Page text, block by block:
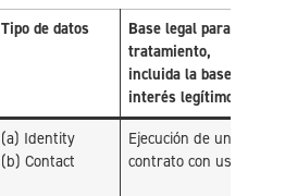
Tipo de datos
Base legal para el
tratamiento,
incluida la base del
interés legítimo
(a) Identity
(b) Contact
Ejecución de un
contrato con usted